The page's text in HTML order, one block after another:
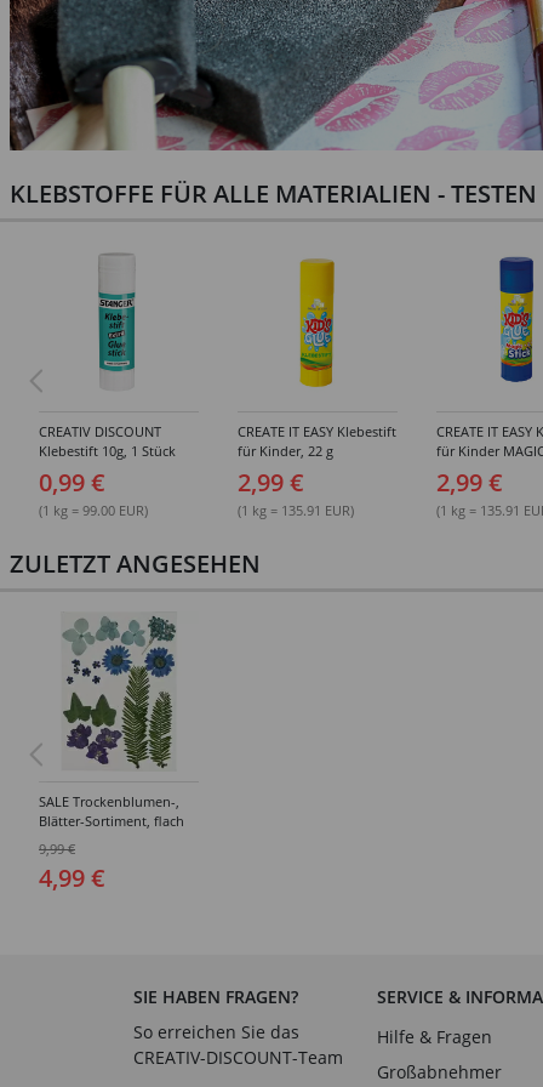
KLEBSTOFFE FÜR ALLE MATERIALIEN -
CREATIV DISCOUNT
Klebestift 10g, 1 Stück
0,99 €
(1 kg = 99.00 EUR)
CREATE IT EASY Klebestift
für Kinder, 22 g
2,99 €
(1 kg = 135.91 EUR)
CREATE IT
für Kinder
2,99 €
(1 kg = 135.91
ZULETZT ANGESEHEN
SALE Trockenblumen-,
Blätter-Sortiment, flach
gepresst, Blau
9,99 €
4,99 €
SIE HABEN FRAGEN?
So erreichen Sie das
CREATIV-DISCOUNT-Team
SERVICE &
Hilfe & Fragen
Großabnehmer